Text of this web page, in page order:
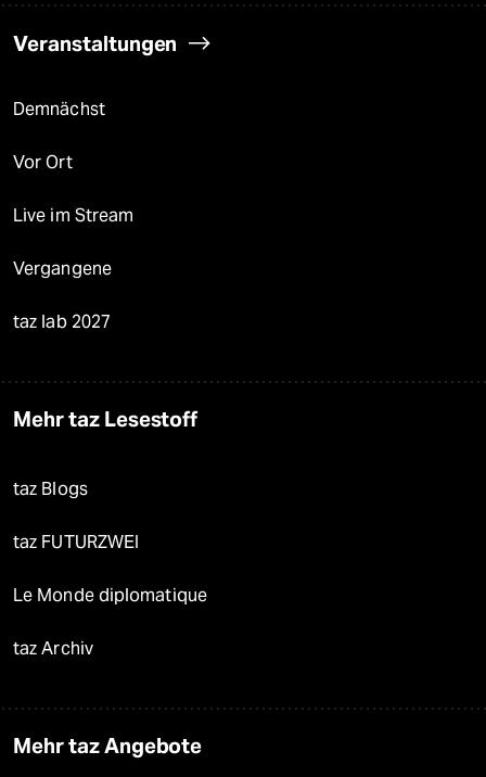
Veranstaltungen
Demnächst
Vor Ort
Live im Stream
Vergangene
taz lab 2027
Mehr taz Lesestoff
taz Blogs
taz FUTURZWEI
Le Monde diplomatique
taz Archiv
Mehr taz Angebote